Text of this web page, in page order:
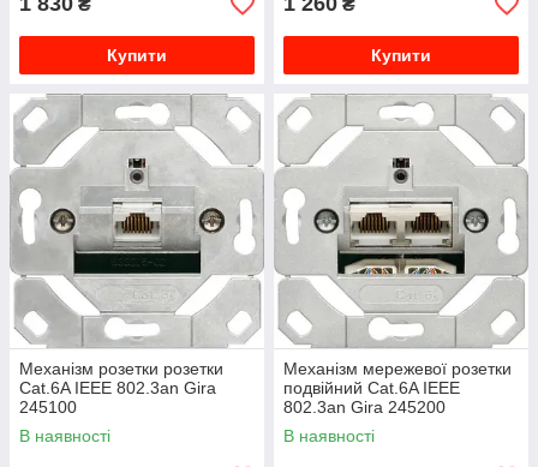
₴
Купити
₴
Купити
Механізм розетки розетки
Cat.6A IEEE 802.3an Gira
245100
В наявності
Механізм мережевої розетки
подвійний Cat.6A IEEE
802.3an Gira 245200
В наявності